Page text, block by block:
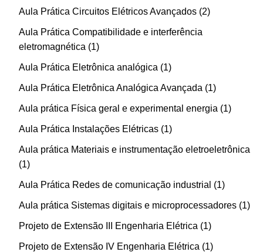
Aula Prática Circuitos Elétricos Avançados 2
Aula Prática Compatibilidade e interferência
eletromagnética
1
Aula Prática Eletrônica analógica 1
Aula Prática Eletrônica Analógica Avançada 1
Aula prática Física geral e experimental energia 1
Aula Prática Instalações Elétricas 1
Aula prática Materiais e instrumentação eletroeletrônica
1
Aula Prática Redes de comunicação industrial 1
Aula prática Sistemas digitais e microprocessadores 1
Projeto de Extensão III Engenharia Elétrica 1
Projeto de Extensão IV Engenharia Elétrica 1